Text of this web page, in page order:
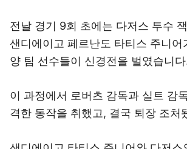
전날 경기 9회 초에는 다저스 투수
샌디에이고 페르난도 타티스 주니어
양 팀 선수들이 신경전을 벌였습니
이 과정에서 로버츠 감독과 실트 감
격한 동작을 취했고, 결국 퇴장 조처